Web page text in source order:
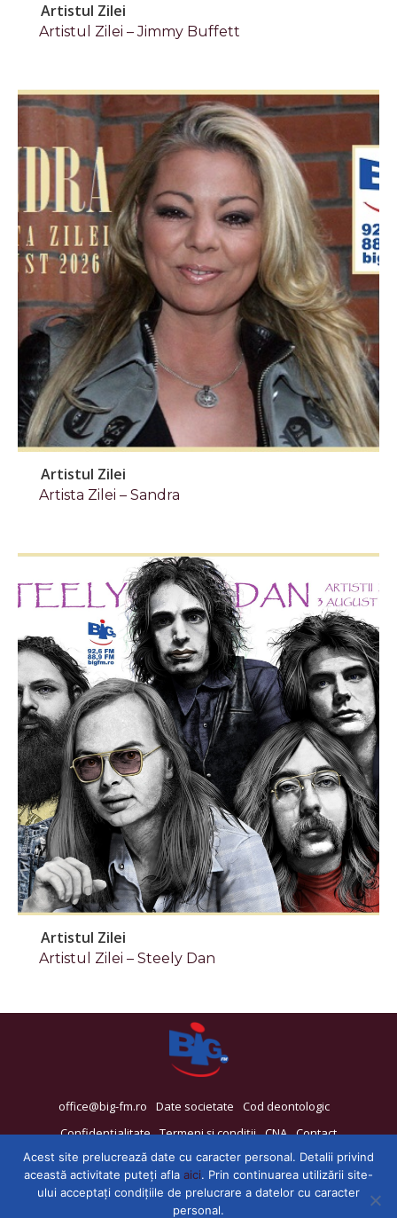
Artistul Zilei
Artistul Zilei – Jimmy Buffett
Artistul Zilei
Artista Zilei – Sandra
Artistul Zilei
Artistul Zilei – Steely Dan
office@big-fm.ro Date societate
Cod deontologic
Confidențialitate Termeni și condiții CNA Contact
Acest site prelucrează date cu caracter personal. Detalii privind
această activitate puteți afla aici. Prin continuarea utilizării site-
ului acceptați condițiile de prelucrare a datelor cu caracter
personal.